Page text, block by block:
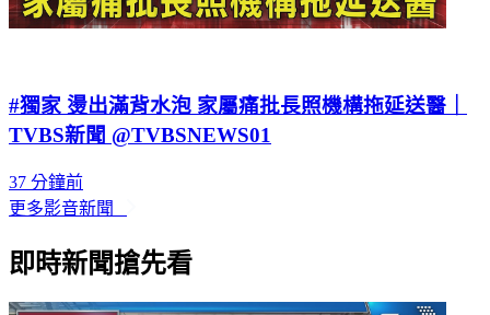
#獨家 燙出滿背水泡 家屬痛批長照機構拖延送醫｜
TVBS新聞 @TVBSNEWS01
37 分鐘前
更多影音新聞
即時新聞搶先看